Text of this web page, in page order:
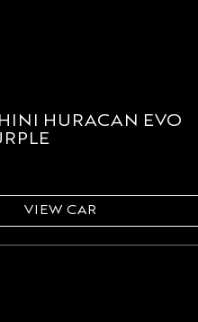
HURACAN EVO
VIEW CAR